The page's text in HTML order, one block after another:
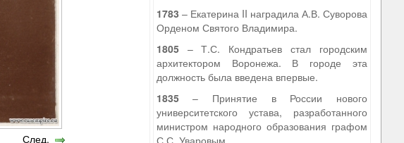
След.
1783 – Екатерина II наградила А.В. Суворова
Орденом Святого Владимира.
1805– Т.С. Кондратьев стал городским
архитектором Воронежа. В городе эта
должность была введена впервые.
1835– Принятие в России нового
университетского устава, разработанного
министром народного образования графом
С.С. Уваровым.